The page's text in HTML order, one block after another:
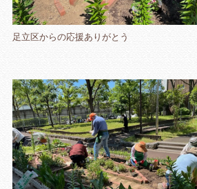
足立区からの応援ありがとう